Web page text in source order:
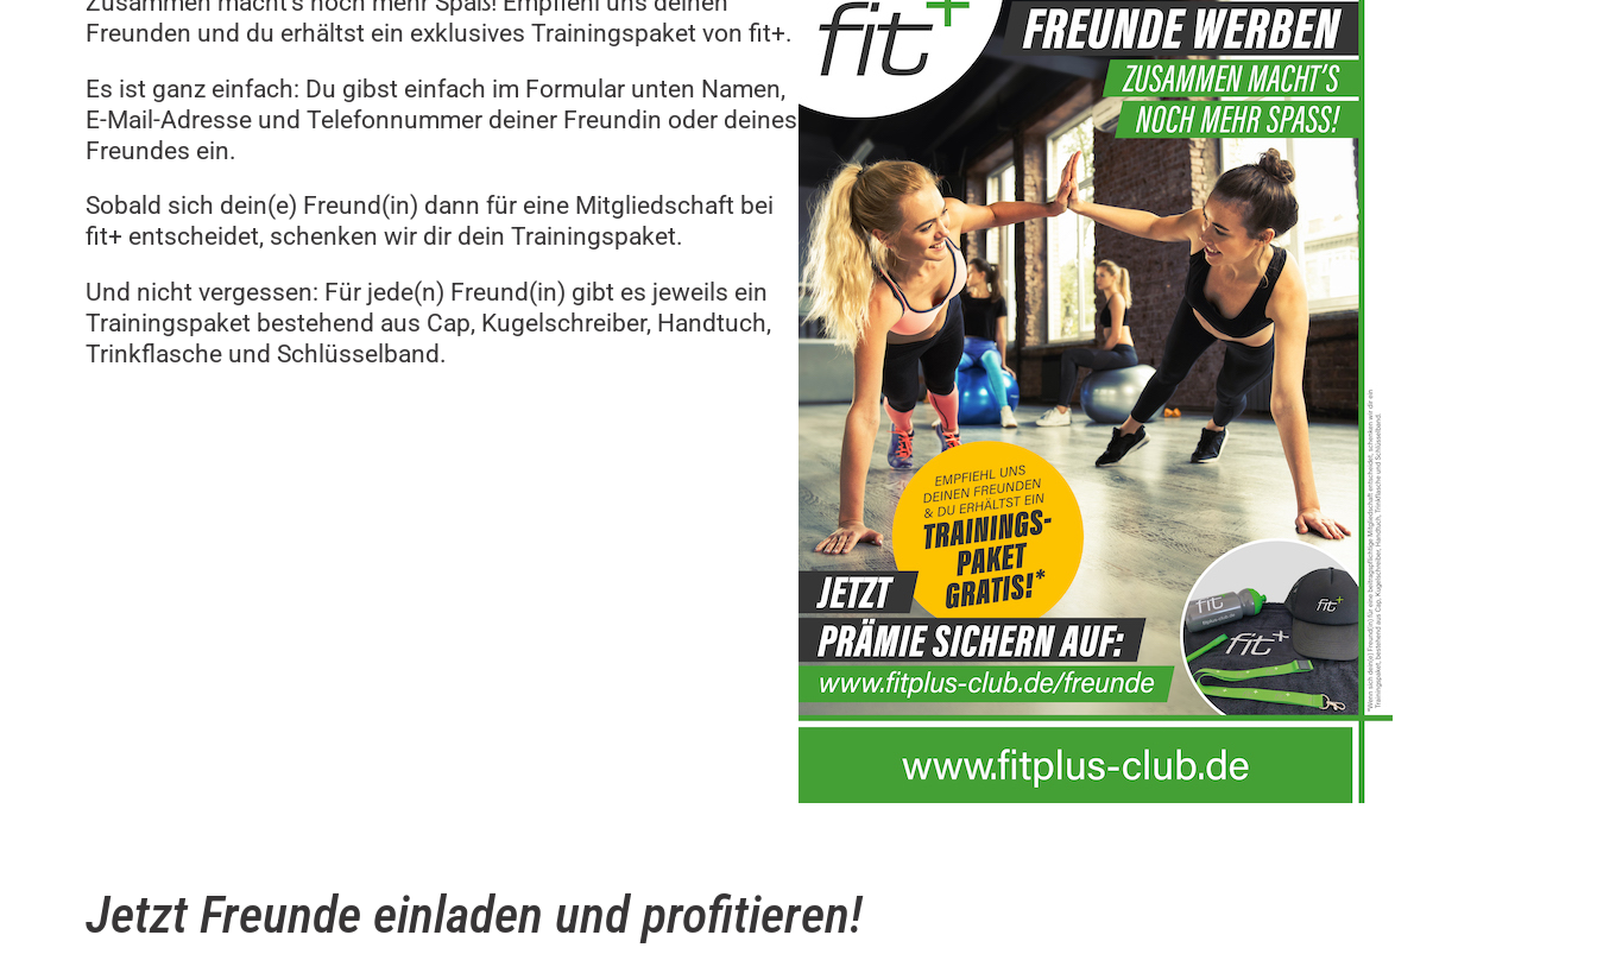
Freunden und du erhältst ein exklusives Trainingspaket von fit+.
Es ist ganz einfach: Du gibst einfach im Formular unten Namen,
E-Mail-Adresse und Telefonnummer deiner Freundin oder deines
Freundes ein.
Sobald sich dein(e) Freund(in) dann für eine Mitgliedschaft bei
fit+ entscheidet, schenken wir dir dein Trainingspaket.
Und nicht vergessen: Für jede(n) Freund(in) gibt es jeweils ein
Trainingspaket bestehend aus Cap, Kugelschreiber, Handtuch,
Trinkflasche und Schlüsselband.
Jetzt Freunde einladen und profitieren!